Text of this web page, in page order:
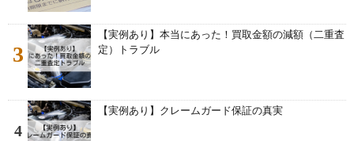
3
【実例あり】本当にあった！買取金額の減額（二重査
定）トラブル
4
【実例あり】クレームガード保証の真実